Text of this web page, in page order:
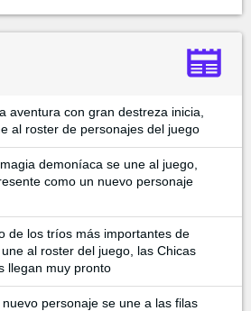
aventura con gran destreza inicia,
al roster de personajes del juego
demoníaca se une al juego,
como un nuevo personaje
de los tríos más importantes de
al roster del juego, las Chicas
llegan muy pronto
nuevo personaje se une a las filas